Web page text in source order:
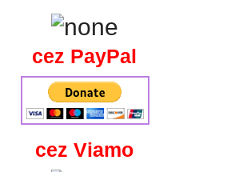
cez PayPal
cez Viamo